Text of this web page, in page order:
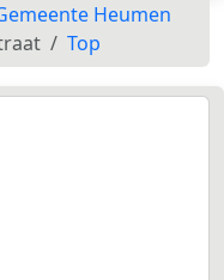
Heumen
Top